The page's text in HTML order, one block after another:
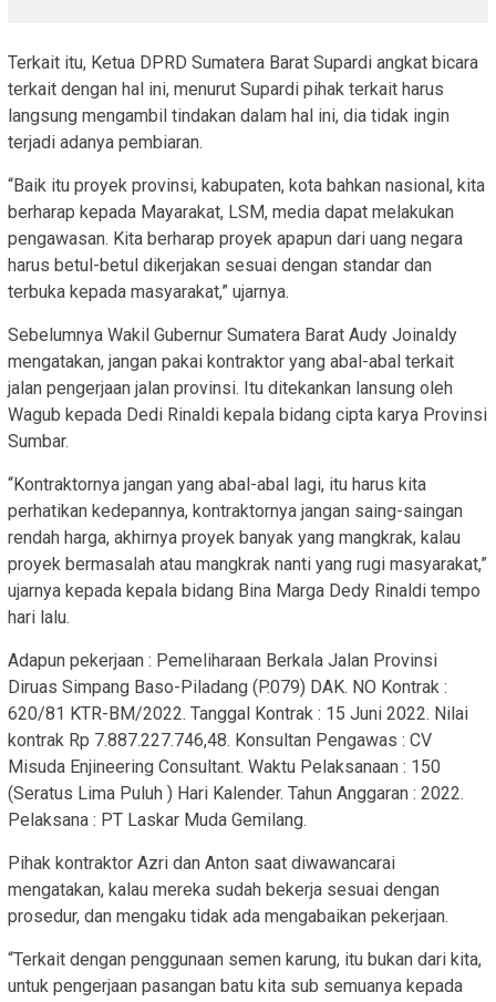
Terkait itu, Ketua DPRD Sumatera Barat Supardi angkat bicara
terkait dengan hal ini, menurut Supardi pihak terkait harus
langsung mengambil tindakan dalam hal ini, dia tidak ingin
terjadi adanya pembiaran.
“Baik itu proyek provinsi, kabupaten, kota bahkan nasional, kita
berharap kepada Mayarakat, LSM, media dapat melakukan
pengawasan. Kita berharap proyek apapun dari uang negara
harus betul-betul dikerjakan sesuai dengan standar dan
terbuka kepada masyarakat,” ujarnya.
Sebelumnya Wakil Gubernur Sumatera Barat Audy Joinaldy
mengatakan, jangan pakai kontraktor yang abal-abal terkait
jalan pengerjaan jalan provinsi. Itu ditekankan lansung oleh
Wagub kepada Dedi Rinaldi kepala bidang cipta karya Provinsi
Sumbar.
“Kontraktornya jangan yang abal-abal lagi, itu harus kita
perhatikan kedepannya, kontraktornya jangan saing-saingan
rendah harga, akhirnya proyek banyak yang mangkrak, kalau
proyek bermasalah atau mangkrak nanti yang rugi masyarakat,”
ujarnya kepada kepala bidang Bina Marga Dedy Rinaldi tempo
hari lalu.
Adapun pekerjaan : Pemeliharaan Berkala Jalan Provinsi
Diruas Simpang Baso-Piladang (P.079) DAK. NO Kontrak :
620/81 KTR-BM/2022. Tanggal Kontrak : 15 Juni 2022. Nilai
kontrak Rp 7.887.227.746,48. Konsultan Pengawas : CV
Misuda Enjineering Consultant. Waktu Pelaksanaan : 150
(Seratus Lima Puluh ) Hari Kalender. Tahun Anggaran : 2022.
Pelaksana : PT Laskar Muda Gemilang.
Pihak kontraktor Azri dan Anton saat diwawancarai
mengatakan, kalau mereka sudah bekerja sesuai dengan
prosedur, dan mengaku tidak ada mengabaikan pekerjaan.
“Terkait dengan penggunaan semen karung, itu bukan dari kita,
untuk pengerjaan pasangan batu kita sub semuanya kepada